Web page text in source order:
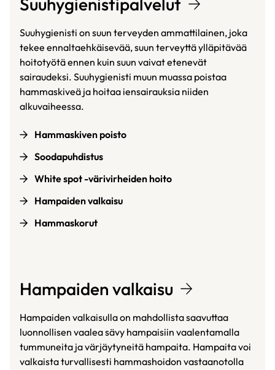
Suuhygienisti on suun terveyden ammattilainen, joka
tekee ennaltaehkäisevää, suun terveyttä ylläpitävää
hoitotyötä ennen kuin suun vaivat etenevät
sairaudeksi. Suuhygienisti muun muassa poistaa
hammaskiveä ja hoitaa iensairauksia niiden
alkuvaiheessa.
Hammaskiven poisto
Soodapuhdistus
White spot -värivirheiden hoito
Hampaiden valkaisu
Hammaskorut
Hampaiden valkaisu
Hampaiden valkaisulla on mahdollista saavuttaa
luonnollisen vaalea sävy hampaisiin vaalentamalla
tummuneita ja värjäytyneitä hampaita. Hampaita voi
valkaista turvallisesti hammashoidon vastaanotolla